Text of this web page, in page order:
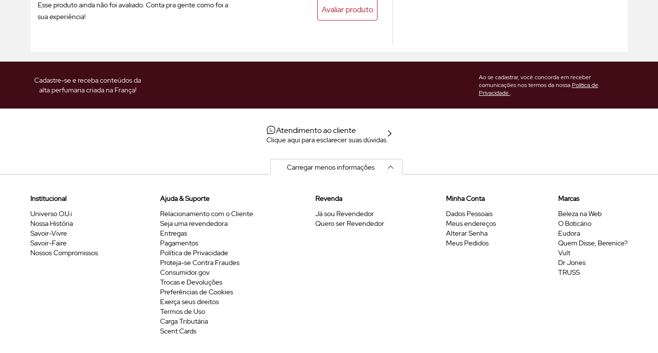
Esse produto ainda não foi avaliado. Conta pra gente como foi a
sua experiência!
Avaliar produto
Cadastre-se e receba conteúdos da
alta perfumaria criada na França!
Ao se cadastrar, você concorda em receber
comunicações nos termos da nossa Política de
Privacidade.
Atendimento ao cliente
Clique aqui para esclarecer suas dúvidas.
Carregar menos informações
Institucional
Universo O.U.i
Nossa História
Savoir-Vivre
Savoir-Faire
Nossos Compromissos
Ajuda & Suporte
Relacionamento com o Cliente
Seja uma revendedora
Entregas
Pagamentos
Política de Privacidade
Proteja-se Contra Fraudes
Consumidor.gov
Trocas e Devoluções
Preferências de Cookies
Exerça seus direitos
Termos de Uso
Carga Tributária
Scent Cards
Revenda
Já sou Revendedor
Quero ser Revendedor
Minha Conta
Dados Pessoais
Meus endereços
Alterar Senha
Meus Pedidos
Marcas
Beleza na Web
O Boticário
Eudora
Quem Disse, Berenice?
Vult
Dr Jones
TRUSS